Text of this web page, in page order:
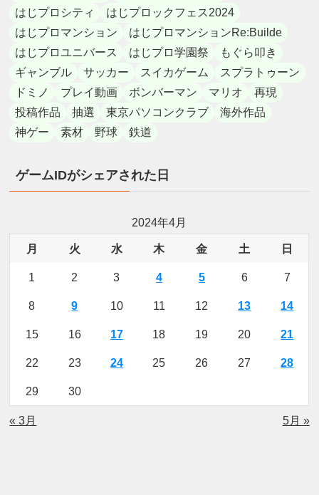
はじプロシティ
はじプロックフェス2024
はじプロマンション
はじプロマンションRe:Builde
はじプロユニバース
はじプロ学園祭
もぐら叩き
ギャンブル
サッカー スイカゲーム
スプラトゥーン
ドミノ
プレイ動画 ボンバーマン マリオ
再現
投稿作品
抽選 東京パソコンクラブ
海外作品
神ゲー
素材 野球 鉄道
ゲームIDがシェアされた日
2024年4月
月 火 水 木 金 土 日
1 2 3 4 5 6 7
8 9 10 11 12 13 14
15 16 17 18 19 20 21
22 23 24 25 26 27 28
29 30
« 3月 5月 »